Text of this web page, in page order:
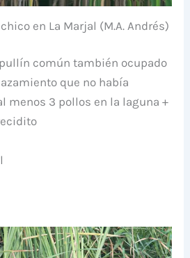
en La Marjal (M.A. Andrés)
común también ocupado
que no había
menos 3 pollos en la laguna +